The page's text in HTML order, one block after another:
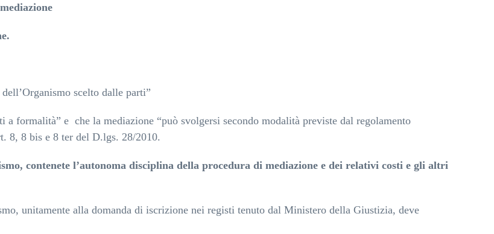
scelto dalle parti”
a formalità” e che la mediazione “può svolgersi secondo modalità previste dal regolamento
8, 8 bis e 8 ter del D.lgs. 28/2010.
contenete l’autonoma disciplina della procedura di mediazione e dei relativi costi e gli altri
unitamente alla domanda di iscrizione nei registi tenuto dal Ministero della Giustizia, deve